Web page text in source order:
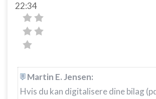
22:34
Martin E. Jensen:
Hvis du kan digitalisere dine bilag